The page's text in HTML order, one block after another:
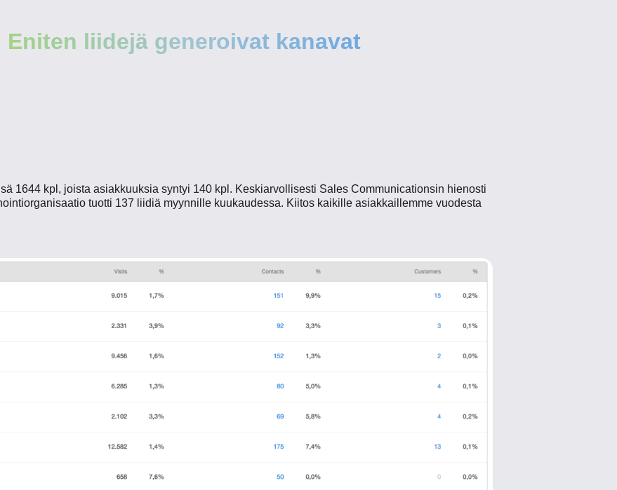
Eniten liidejä generoivat kanavat
1644 kpl, joista asiakkuuksia syntyi 140 kpl. Keskiarvollisesti Sales Communicationsin hienosti
tuotti 137 liidiä myynnille kuukaudessa. Kiitos kaikille asiakkaillemme vuodesta